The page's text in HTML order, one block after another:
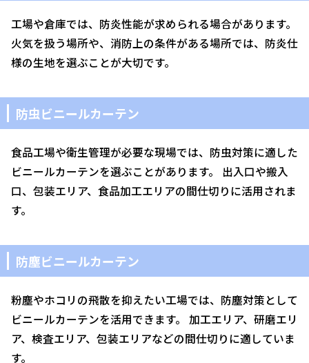
工場や倉庫では、防炎性能が求められる場合があります。
火気を扱う場所や、消防上の条件がある場所では、防炎仕
様の生地を選ぶことが大切です。
防虫ビニールカーテン
食品工場や衛生管理が必要な現場では、防虫対策に適した
ビニールカーテンを選ぶことがあります。 出入口や搬入
口、包装エリア、食品加工エリアの間仕切りに活用されま
す。
防塵ビニールカーテン
粉塵やホコリの飛散を抑えたい工場では、防塵対策として
ビニールカーテンを活用できます。 加工エリア、研磨エリ
ア、検査エリア、包装エリアなどの間仕切りに適していま
す。